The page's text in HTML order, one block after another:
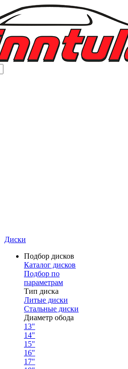
Диски
Подбор дисков
Каталог дисков
Подбор по
параметрам
Тип диска
Литые диски
Стальные диски
Диаметр обода
13"
14"
15"
16"
17"